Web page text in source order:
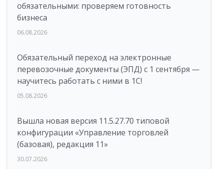
обязательными: проверяем готовность
бизнеса
06.08.2026
Обязательный переход на электронные
перевозочные документы (ЭПД) с 1 сентября —
научитесь работать с ними в 1С!
05.08.2026
Вышла новая версия 11.5.27.70 типовой
конфигурации «Управление торговлей
(базовая), редакция 11»
30.07.2026